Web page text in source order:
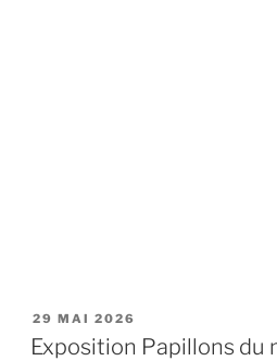
PUBLIÉ
LE
29 MAI 2026
Exposition Papillons du